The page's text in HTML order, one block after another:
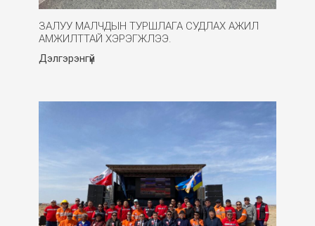
ЗАЛУУ МАЛЧДЫН ТУРШЛАГА СУДЛАХ АЖИЛ
АМЖИЛТТАЙ ХЭРЭГЖЛЭЭ.
Дэлгэрэнгүй